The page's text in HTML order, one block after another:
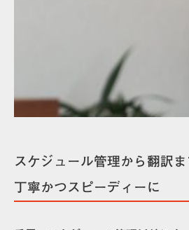
スケジュール管理から翻訳
丁寧かつスピーディーに